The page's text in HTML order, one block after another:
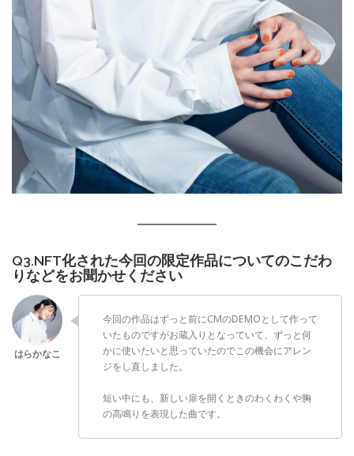
Q3.NFT化された今回の限定作品についてのこだわ
りなどをお聞かせください
今回の作品はずっと前にCMのDEMOとして作って
いたものですがお蔵入りとなっていて、ずっと何
かに使いたいと思っていたのでこの機会にアレン
ジをし直しました。
短い中にも、新しい扉を開くときのわくわくや胸
の高鳴りを表現した曲です。